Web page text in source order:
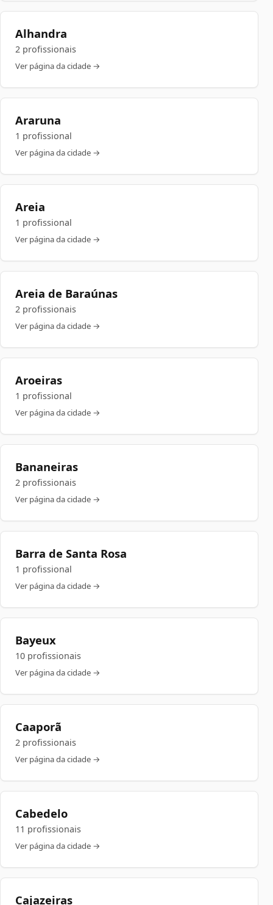
Alhandra
2 profissionais
Ver página da cidade →
Araruna
1 profissional
Ver página da cidade →
Areia
1 profissional
Ver página da cidade →
Areia de Baraúnas
2 profissionais
Ver página da cidade →
Aroeiras
1 profissional
Ver página da cidade →
Bananeiras
2 profissionais
Ver página da cidade →
Barra de Santa Rosa
1 profissional
Ver página da cidade →
Bayeux
10 profissionais
Ver página da cidade →
Caaporã
2 profissionais
Ver página da cidade →
Cabedelo
11 profissionais
Ver página da cidade →
Cajazeiras